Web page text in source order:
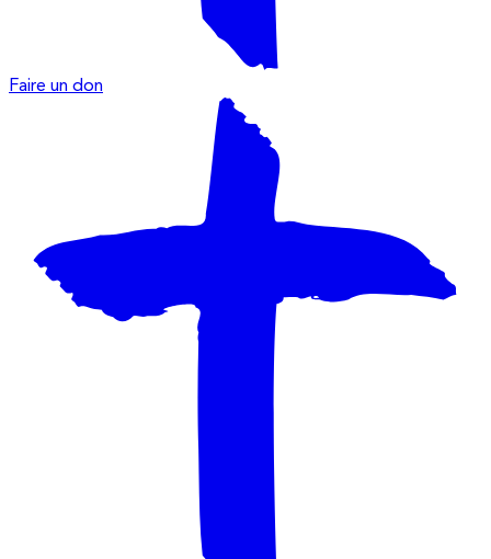
Faire un don